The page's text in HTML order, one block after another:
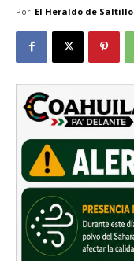
Por El Heraldo de Saltillo